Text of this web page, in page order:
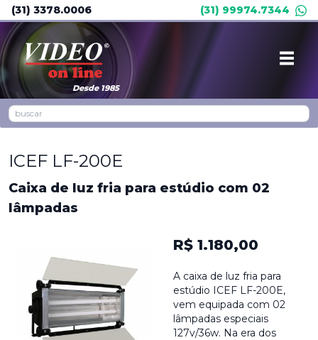
(31) 3378.0006 (31) 99974.7344
Desde 1985
ICEF LF-200E
Caixa de luz fria para estúdio com 02
lâmpadas
R$ 1.180,00
A caixa de luz fria para
estúdio ICEF LF-200E,
vem equipada com 02
lâmpadas especiais
127v/36w. Na era dos